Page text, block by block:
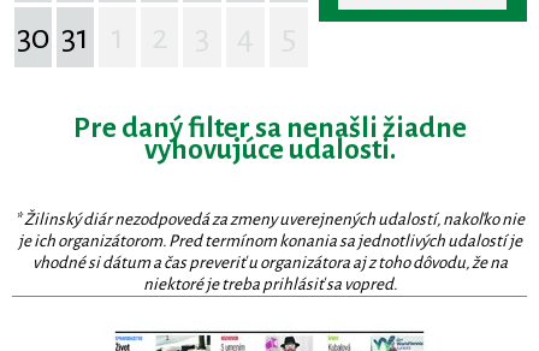
30 31
Pre daný filter sa nenašli žiadne
vyhovujúce udalosti.
* Žilinský diár nezodpovedá za zmeny uverejnených udalostí, nakoľko nie
je ich organizátorom. Pred termínom konania sa jednotlivých udalostí je
vhodné si dátum a čas preveriť u organizátora aj z toho dôvodu, že na
niektoré je treba prihlásiť sa vopred.